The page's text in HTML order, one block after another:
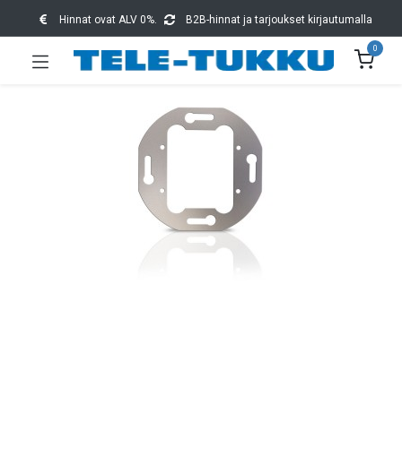
Hinnat ovat ALV 0%. B2B-hinnat ja tarjoukset kirjautumalla
0